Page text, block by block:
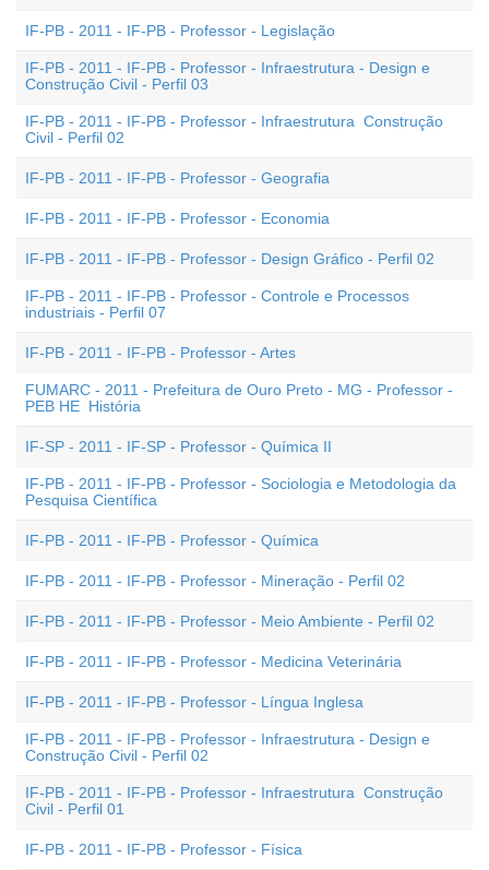
IF-PB - 2011 - IF-PB - Professor - Legislação
IF-PB - 2011 - IF-PB - Professor - Infraestrutura - Design e
Construção Civil - Perfil 03
IF-PB - 2011 - IF-PB - Professor - Infraestrutura  Construção
Civil - Perfil 02
IF-PB - 2011 - IF-PB - Professor - Geografia
IF-PB - 2011 - IF-PB - Professor - Economia
IF-PB - 2011 - IF-PB - Professor - Design Gráfico - Perfil 02
IF-PB - 2011 - IF-PB - Professor - Controle e Processos
industriais - Perfil 07
IF-PB - 2011 - IF-PB - Professor - Artes
FUMARC - 2011 - Prefeitura de Ouro Preto - MG - Professor -
PEB HE  História
IF-SP - 2011 - IF-SP - Professor - Química II
IF-PB - 2011 - IF-PB - Professor - Sociologia e Metodologia da
Pesquisa Científica
IF-PB - 2011 - IF-PB - Professor - Química
IF-PB - 2011 - IF-PB - Professor - Mineração - Perfil 02
IF-PB - 2011 - IF-PB - Professor - Meio Ambiente - Perfil 02
IF-PB - 2011 - IF-PB - Professor - Medicina Veterinária
IF-PB - 2011 - IF-PB - Professor - Língua Inglesa
IF-PB - 2011 - IF-PB - Professor - Infraestrutura - Design e
Construção Civil - Perfil 02
IF-PB - 2011 - IF-PB - Professor - Infraestrutura  Construção
Civil - Perfil 01
IF-PB - 2011 - IF-PB - Professor - Física